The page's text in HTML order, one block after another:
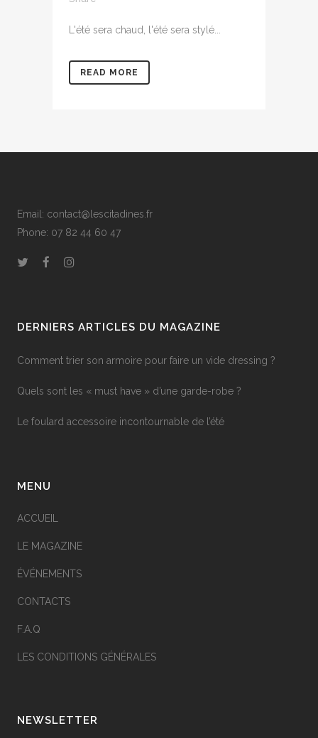
L'été sera chaud, l'été sera stylé...
READ MORE
Email: contact@lescitadines.fr
Phone: 07 82 44 60 47
DERNIERS ARTICLES DU MAGAZINE
Comment trier son armoire pour faire un vide dressing ?
Quels sont les « must have » d’une garde-robe ?
Le foulard accessoire incontournable de l’été
MENU
ACCUEIL
LE MAGAZINE
ÉVÉNEMENTS
CONTACTS
F.A.Q
LES CONDITIONS GÉNÉRALES
NEWSLETTER